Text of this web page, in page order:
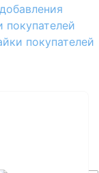
покупателей
покупателей